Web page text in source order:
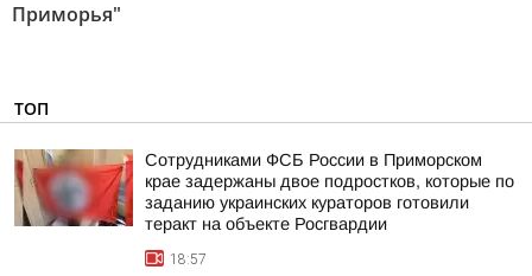
Приморья"
ТОП
Сотрудниками ФСБ России в Приморском
крае задержаны двое подростков, которые по
заданию украинских кураторов готовили
теракт на объекте Росгвардии
18:57